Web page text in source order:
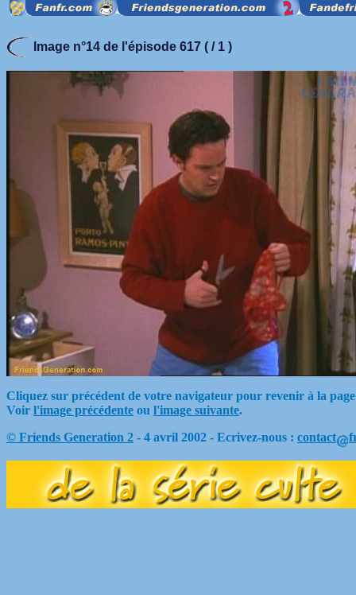
Image n°14 de l'épisode 617 ( / 1 )
Cliquez sur précédent de votre navigateur pour revenir à la
Voir l'image précédente ou l'image suivante.
© Friends Generation 2 - 4 avril 2002 - Ecrivez-nous : contact